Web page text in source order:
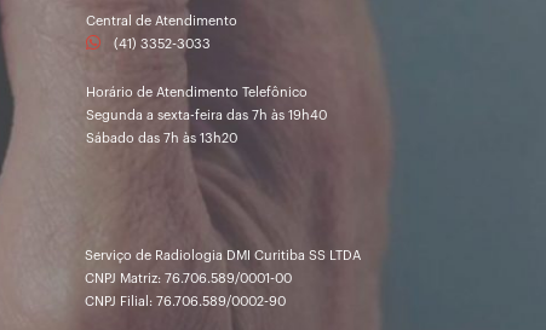
Central de Atendimento
(41) 3352-3033
Horário de Atendimento Telefônico
Segunda a sexta-feira das 7h às 19h40
Sábado das 7h às 13h20
Serviço de Radiologia DMI Curitiba SS LTDA
CNPJ Matriz: 76.706.589/0001-00
CNPJ Filial: 76.706.589/0002-90